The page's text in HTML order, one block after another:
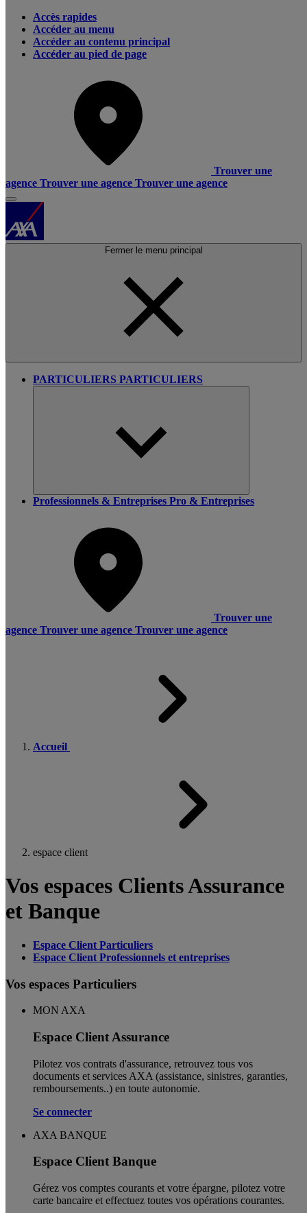
Accès rapides
Accéder au menu
Accéder au contenu principal
Accéder au pied de page
Trouver une
agence Trouver une agence Trouver une agence
Fermer le menu principal
PARTICULIERS PARTICULIERS
Professionnels & Entreprises Pro & Entreprises
Trouver une
agence Trouver une agence Trouver une agence
Accueil
espace client
Vos espaces Clients Assurance
et Banque
Espace Client Particuliers
Espace Client Professionnels et entreprises
Vos espaces Particuliers
MON AXA
Espace Client Assurance
Pilotez vos contrats d'assurance, retrouvez tous vos
documents et services AXA (assistance, sinistres, garanties,
remboursements..) en toute autonomie. ​
Se connecter
AXA BANQUE
Espace Client Banque
Gérez vos comptes courants et votre épargne, pilotez votre
carte bancaire et effectuez toutes vos opérations courantes.